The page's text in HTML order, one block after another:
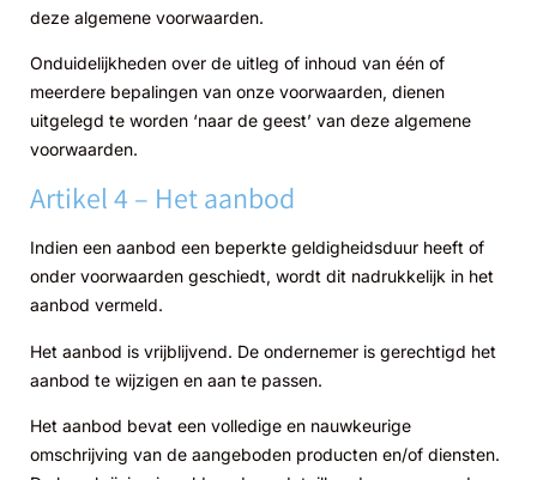
deze algemene voorwaarden.
Onduidelijkheden over de uitleg of inhoud van één of
meerdere bepalingen van onze voorwaarden, dienen
uitgelegd te worden ‘naar de geest’ van deze algemene
voorwaarden.
Artikel 4 – Het aanbod
Indien een aanbod een beperkte geldigheidsduur heeft of
onder voorwaarden geschiedt, wordt dit nadrukkelijk in het
aanbod vermeld.
Het aanbod is vrijblijvend. De ondernemer is gerechtigd het
aanbod te wijzigen en aan te passen.
Het aanbod bevat een volledige en nauwkeurige
omschrijving van de aangeboden producten en/of diensten.